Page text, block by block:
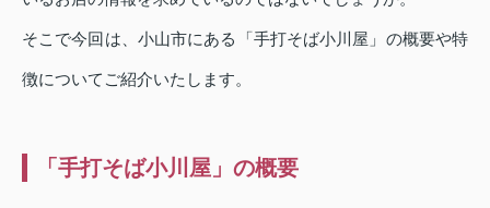
そこで今回は、小山市にある「手打そば小川屋」の概要や特
徴についてご紹介いたします。
「手打そば小川屋」の概要